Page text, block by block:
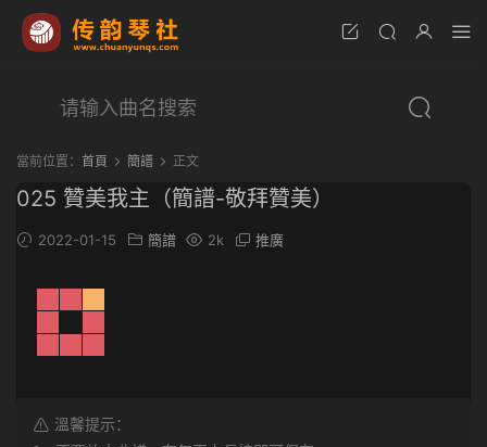
當前位置： 首頁 簡譜 正文
025 贊美我主（簡譜-敬拜贊美）
2022-01-15 簡譜 2k 推廣
溫馨提示：